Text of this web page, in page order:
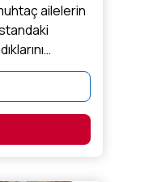
ailelerin